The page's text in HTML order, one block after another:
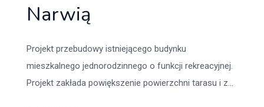
Narwią
Projekt przebudowy istniejącego budynku
mieszkalnego jednorodzinnego o funkcji rekreacyjnej.
Projekt zakłada powiększenie powierzchni tarasu i z...